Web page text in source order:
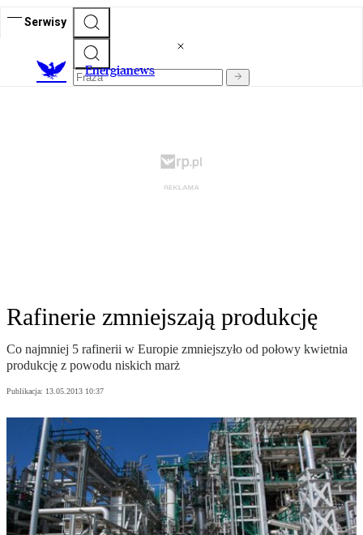
Serwisy
Energianews
Rafinerie zmniejszają produkcję
Co najmniej 5 rafinerii w Europie zmniejszyło od połowy kwietnia
produkcję z powodu niskich marż
Publikacja: 13.05.2013 10:37